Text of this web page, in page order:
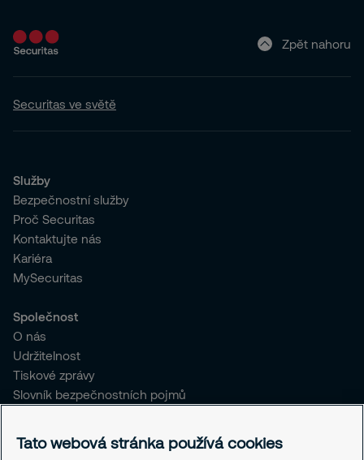
Zpět nahoru
Securitas ve světě
Služby
Bezpečnostní služby
Proč Securitas
Kontaktujte nás
Kariéra
MySecuritas
Společnost
O nás
Udržitelnost
Tiskové zprávy
Slovník bezpečnostních pojmů
Právní informace
Tato webová stránka používá cookies